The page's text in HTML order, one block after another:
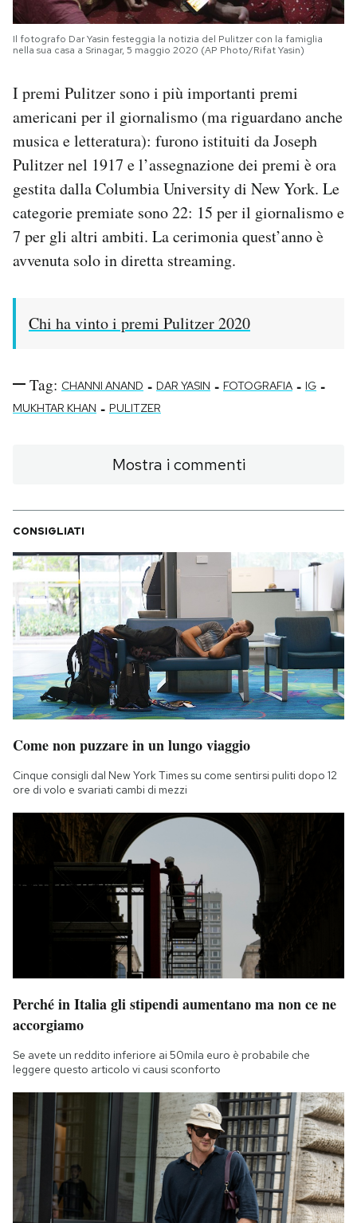
Il fotografo Dar Yasin festeggia la notizia del Pulitzer con la famiglia
nella sua casa a Srinagar, 5 maggio 2020 (AP Photo/Rifat Yasin)
I premi Pulitzer sono i più importanti premi
americani per il giornalismo (ma riguardano anche
musica e letteratura): furono istituiti da Joseph
Pulitzer nel 1917 e l’assegnazione dei premi è ora
gestita dalla Columbia University di New York. Le
categorie premiate sono 22: 15 per il giornalismo e
7 per gli altri ambiti. La cerimonia quest’anno è
avvenuta solo in diretta streaming.
Chi ha vinto i premi Pulitzer 2020
Tag: CHANNI ANAND - DAR YASIN - FOTOGRAFIA - IG -
MUKHTAR KHAN - PULITZER
Mostra i commenti
CONSIGLIATI
Come non puzzare in un lungo viaggio
Cinque consigli dal New York Times su come sentirsi puliti dopo 12
ore di volo e svariati cambi di mezzi
Perché in Italia gli stipendi aumentano ma non ce ne
accorgiamo
Se avete un reddito inferiore ai 50mila euro è probabile che
leggere questo articolo vi causi sconforto